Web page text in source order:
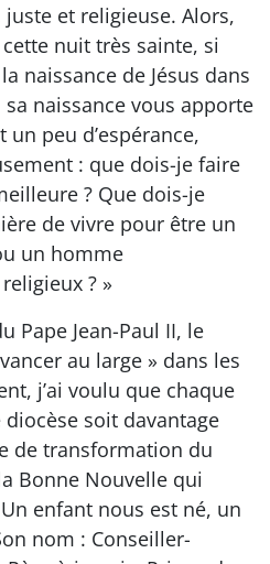
et religieuse. Alors,
nuit très sainte, si
naissance de Jésus dans
naissance vous apporte
peu d’espérance,
: que dois-je faire
? Que dois-je
de vivre pour être un
un homme
? »
Pape Jean-Paul II, le
au large » dans les
j’ai voulu que chaque
soit davantage
de transformation du
Bonne Nouvelle qui
enfant nous est né, un
nom : Conseiller-